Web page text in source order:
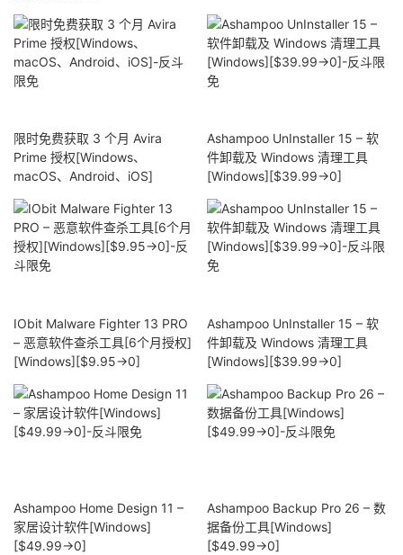
限时免费获取 3 个月 Avira
Prime 授权[Windows、
macOS、Android、iOS]
Ashampoo UnInstaller 15 – 软
件卸载及 Windows 清理工具
[Windows][$39.99→0]
IObit Malware Fighter 13 PRO
– 恶意软件查杀工具[6个月授权]
[Windows][$9.95→0]
Ashampoo UnInstaller 15 – 软
件卸载及 Windows 清理工具
[Windows][$39.99→0]
Ashampoo Home Design 11 –
家居设计软件[Windows]
[$49.99→0]
Ashampoo Backup Pro 26 – 数
据备份工具[Windows]
[$49.99→0]